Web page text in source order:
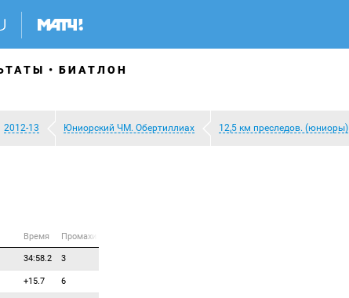
БИАТЛОН
2012-13 Юниорский ЧМ. Обертиллиах 12,5 км преследов. (юниоры)
Время Промахи
34:58.2 3
+15.7 6